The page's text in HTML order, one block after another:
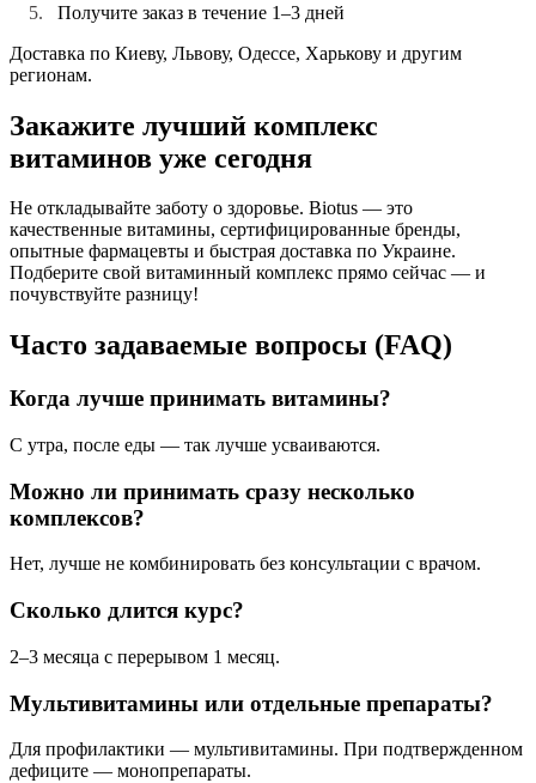
Получите заказ в течение 1–3 дней
Доставка по Киеву, Львову, Одессе, Харькову и другим
регионам.
Закажите лучший комплекс
витаминов уже сегодня
Не откладывайте заботу о здоровье. Biotus — это
качественные витамины, сертифицированные бренды,
опытные фармацевты и быстрая доставка по Украине.
Подберите свой витаминный комплекс прямо сейчас — и
почувствуйте разницу!
Часто задаваемые вопросы (FAQ)
Когда лучше принимать витамины?
С утра, после еды — так лучше усваиваются.
Можно ли принимать сразу несколько
комплексов?
Нет, лучше не комбинировать без консультации с врачом.
Сколько длится курс?
2–3 месяца с перерывом 1 месяц.
Мультивитамины или отдельные препараты?
Для профилактики — мультивитамины. При подтвержденном
дефиците — монопрепараты.